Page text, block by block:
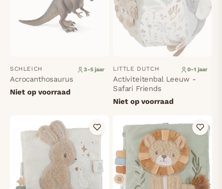
SCHLEICH 3-5 jaar
Acrocanthosaurus
Niet op voorraad
LITTLE DUTCH 0-1 jaar
Activiteitenbal Leeuw -
Safari Friends
Niet op voorraad